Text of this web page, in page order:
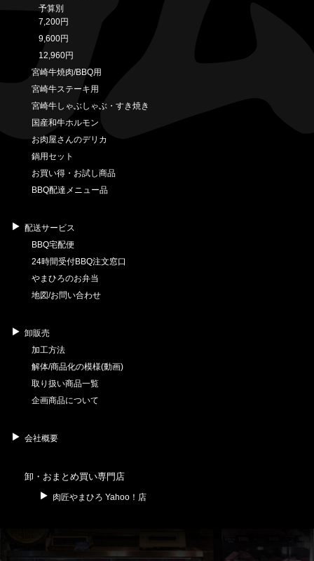
予算別
7,200円
9,600円
12,960円
宮崎牛焼肉/BBQ用
宮崎牛ステーキ用
宮崎牛しゃぶしゃぶ・すき焼き
国産和牛ホルモン
お肉屋さんのデリカ
鍋用セット
お買い得・お試し商品
BBQ配達メニュー品
配送サービス
BBQ宅配便
24時間受付BBQ注文窓口
やまひろのお弁当
地図/お問い合わせ
卸販売
加工方法
解体/商品化の模様(動画)
取り扱い商品一覧
企画商品について
会社概要
卸・おまとめ買い専門店
肉匠やまひろ Yahoo！店